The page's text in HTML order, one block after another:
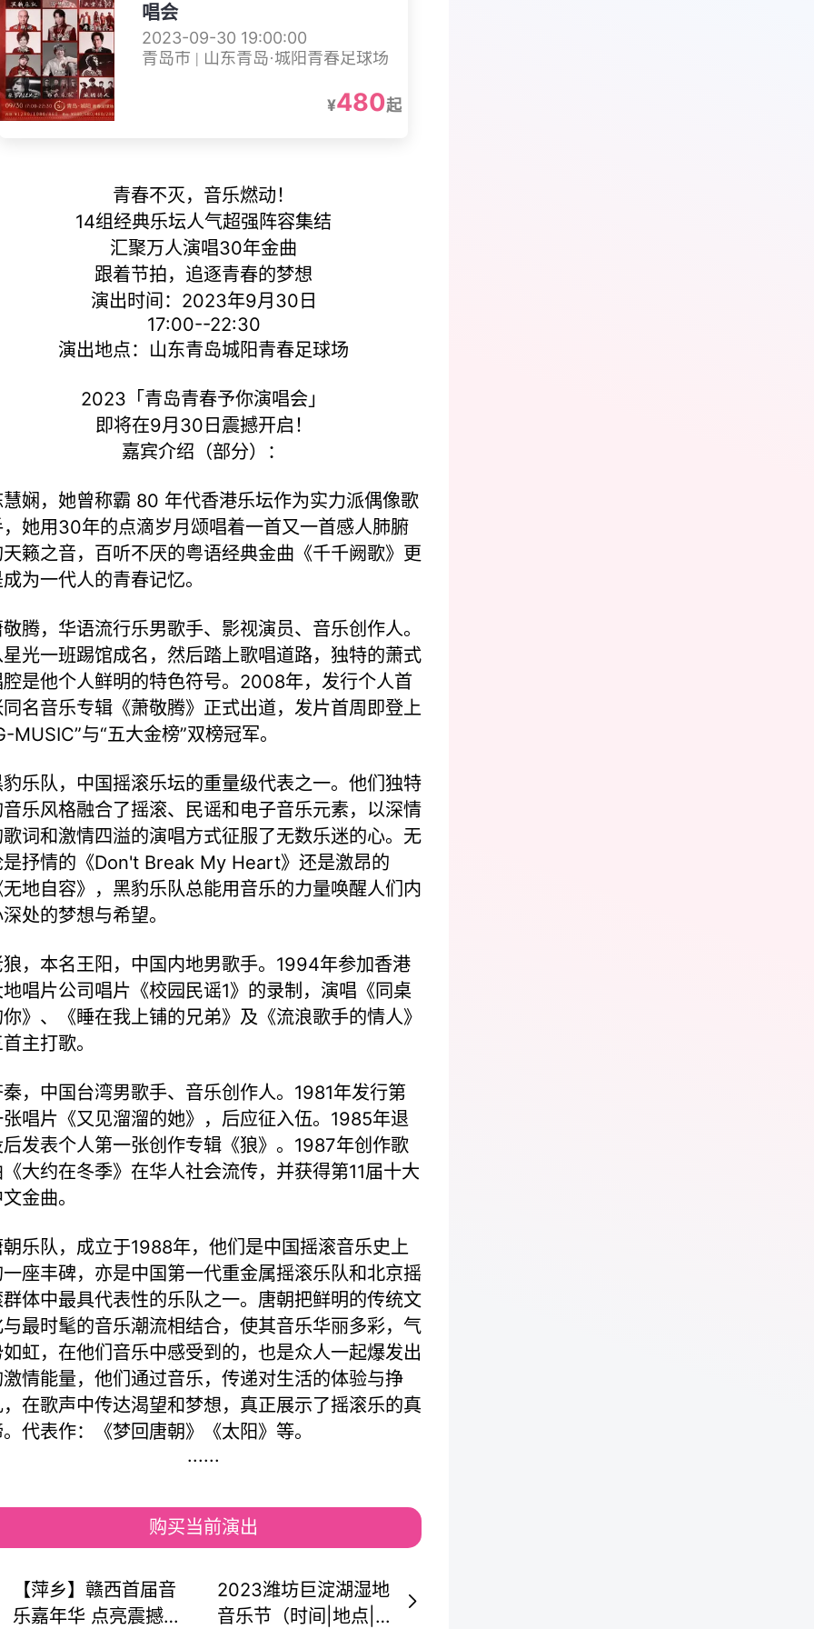
唱会
2023-09-30 19:00:00
青岛市 | 山东青岛·城阳青春足球场
¥480起
青春不灭，音乐燃动！
14组经典乐坛人气超强阵容集结
汇聚万人演唱30年金曲
跟着节拍，追逐青春的梦想
演出时间：2023年9月30日
17:00--22:30
演出地点：山东青岛城阳青春足球场
2023「青岛青春予你演唱会」
即将在9月30日震撼开启！
嘉宾介绍（部分）：
娴，她曾称霸 80 年代香港乐坛作为实力派偶像歌
她用30年的点滴岁月颂唱着一首又一首感人肺腑
籁之音，百听不厌的粤语经典金曲《千千阙歌》更
为一代人的青春记忆。
腾，华语流行乐男歌手、影视演员、音乐创作人。
光一班踢馆成名，然后踏上歌唱道路，独特的萧式
是他个人鲜明的特色符号。2008年，发行个人首
名音乐专辑《萧敬腾》正式出道，发片首周即登上
MUSIC”与“五大金榜”双榜冠军。
乐队，中国摇滚乐坛的重量级代表之一。他们独特
乐风格融合了摇滚、民谣和电子音乐元素，以深情
词和激情四溢的演唱方式征服了无数乐迷的心。无
是抒情的《Don't Break My Heart》还是激昂的
地自容》，黑豹乐队总能用音乐的力量唤醒人们内
处的梦想与希望。
，本名王阳，中国内地男歌手。1994年参加香港
唱片公司唱片《校园民谣1》的录制，演唱《同桌
》、《睡在我上铺的兄弟》及《流浪歌手的情人》
主打歌。
，中国台湾男歌手、音乐创作人。1981年发行第
唱片《又见溜溜的她》，后应征入伍。1985年退
发表个人第一张创作专辑《狼》。1987年创作歌
大约在冬季》在华人社会流传，并获得第11届十大
金曲。
乐队，成立于1988年，他们是中国摇滚音乐史上
座丰碑，亦是中国第一代重金属摇滚乐队和北京摇
体中最具代表性的乐队之一。唐朝把鲜明的传统文
最时髦的音乐潮流相结合，使其音乐华丽多彩，气
虹，在他们音乐中感受到的，也是众人一起爆发出
情能量，他们通过音乐，传递对生活的体验与挣
在歌声中传达渴望和梦想，真正展示了摇滚乐的真
代表作：《梦回唐朝》《太阳》等。
......
购买当前演出
【萍乡】赣西首届音
乐嘉年华 点亮震撼的
2023潍坊巨淀湖湿地
音乐节（时间|地点|门